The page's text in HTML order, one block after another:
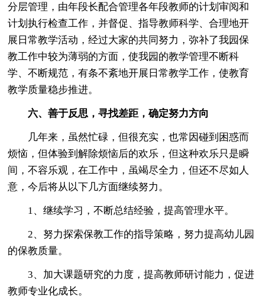
分层管理，由年段长配合管理各年段教师的计划审阅和
计划执行检查工作，并督促、指导教师科学、合理地开
展日常教学活动，经过大家的共同努力，弥补了我园保
教工作中较为薄弱的方面，使我园的教学管理不断科
学、不断规范，有条不紊地开展日常教学工作，使教育
教学质量稳步推进。
六、善于反思，寻找差距，确定努力方向
几年来，虽然忙碌，但很充实，也常因碰到困惑而
烦恼，但体验到解除烦恼后的欢乐，但这种欢乐只是瞬
间，不容乐观，在工作中，虽竭尽全力，但还不尽如人
意，今后将从以下几方面继续努力。
1、继续学习，不断总结经验，提高管理水平。
2、努力探索保教工作的指导策略，努力提高幼儿园
的保教质量。
3、加大课题研究的力度，提高教师研讨能力，促进
教师专业化成长。